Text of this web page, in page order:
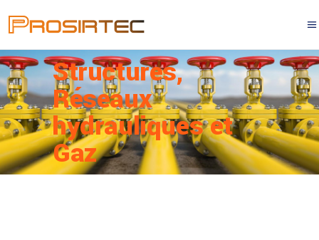
Structures,
Réseaux
hydrauliques et
Gaz